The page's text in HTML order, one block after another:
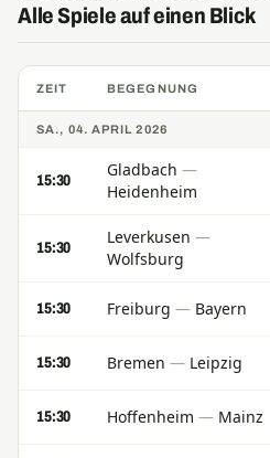
Alle Spiele auf einen Blick
ZEIT BEGEGNUNG
SA., 04. APRIL 2026
15:30
Gladbach —
Heidenheim
15:30
Leverkusen —
Wolfsburg
15:30 Freiburg — Bayern
15:30 Bremen — Leipzig
15:30 Hoffenheim — Mainz